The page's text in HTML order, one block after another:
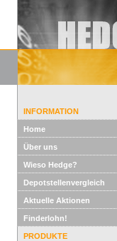
INFORMATION
Home
Über uns
Wieso Hedge?
Depotstellenvergleich
Aktuelle Aktionen
Finderlohn!
PRODUKTE